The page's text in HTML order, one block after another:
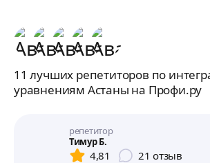
11 лучших репетиторов по
уравнениям Астаны на Профи.ру
репетитор
Тимур Б.
4,81 21 отзыв